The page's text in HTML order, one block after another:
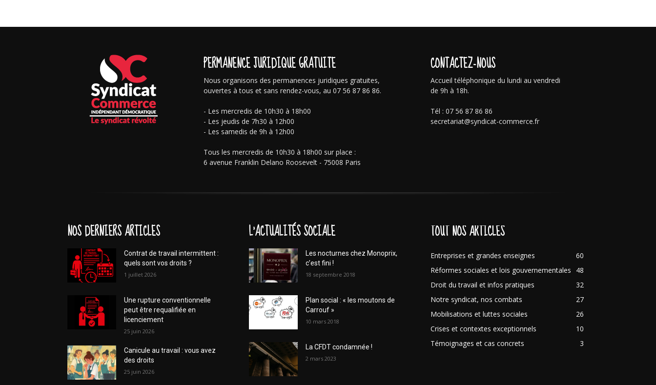
PERMANENCE JURIDIQUE GRATUITE
Nous organisons des permanences juridiques gratuites,
ouvertes à tous et sans rendez-vous, au 07 56 87 86 86.
- Les mercredis de 10h30 à 18h00
- Les jeudis de 7h30 à 12h00
- Les samedis de 9h à 12h00
Tous les mercredis de 10h30 à 18h00 sur place :
6 avenue Franklin Delano Roosevelt - 75008 Paris
CONTACTEZ-NOUS
Accueil téléphonique du lundi au vendredi
de 9h à 18h.
Tél : 07 56 87 86 86
secretariat@syndicat-commerce.fr
NOS DERNIERS ARTICLES
Contrat de travail intermittent :
quels sont vos droits ?
1 juillet 2026
Une rupture conventionnelle
peut être requalifiée en
licenciement
25 juin 2026
Canicule au travail : vous avez
des droits
25 juin 2026
L'ACTUALITÉS SOCIALE
Les nocturnes chez Monoprix,
c’est fini !
18 septembre 2018
Plan social : « les moutons de
Carrouf »
10 mars 2018
La CFDT condamnée !
2 mars 2023
TOUT NOS ARTICLES
Entreprises et grandes enseignes
60
Réformes sociales et lois gouvernementales
48
Droit du travail et infos pratiques
32
Notre syndicat, nos combats
27
Mobilisations et luttes sociales
26
Crises et contextes exceptionnels
10
Témoignages et cas concrets
3